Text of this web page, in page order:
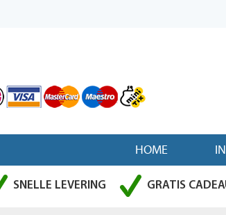
HOME
SNELLE LEVERING GRATIS